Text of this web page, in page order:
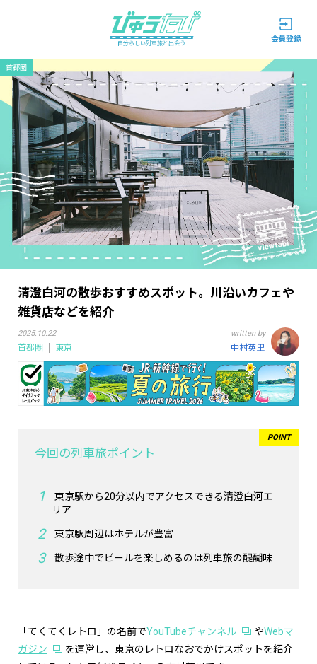
自分らしい列車旅と出会う
首都圏
清澄白河の散歩おすすめスポット。川沿いカフェや
雑貨店などを紹介
2025.10.22
首都圏 東京
written by
中村英里
今回の列車旅ポイント
東京駅から20分以内でアクセスできる清澄白河エ
リア
東京駅周辺はホテルが豊富
散歩途中でビールを楽しめるのは列車旅の醍醐味
「てくてくレトロ」の名前でYouTubeチャンネル やWebマ
ガジン
を運営し、東京のレトロなおでかけスポットを紹介